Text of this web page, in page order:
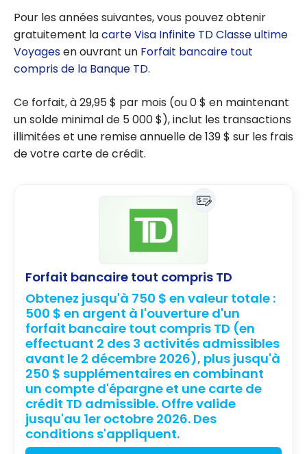
Pour les années suivantes, vous pouvez obtenir
gratuitement lacarte Visa Infinite TD Classe ultime
Voyagesen ouvrant un Forfait bancaire tout
compris de la Banque TD.
Ce forfait, à29,95 $ par mois (ou0 $ en maintenant
un solde minimal de 5 000 $), inclut les transactions
illimitées et une remise annuelle de139 $ sur les frais
de votre carte de crédit.
Forfait bancaire tout compris TD
Obtenez jusqu'à 750 $ en valeur totale :
500 $ en argent à l'ouverture d'un
forfait bancaire tout compris TD (en
effectuant 2 des 3 activités admissibles
avant le 2 décembre 2026), plus jusqu'à
250 $ supplémentaires en combinant
un compte d'épargne et une carte de
crédit TD admissible. Offre valide
jusqu'au 1er octobre 2026. Des
conditions s'appliquent.